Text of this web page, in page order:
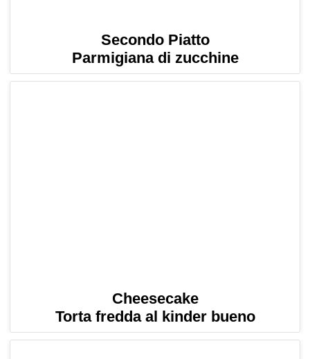
Secondo Piatto
Parmigiana di zucchine
Cheesecake
Torta fredda al kinder bueno